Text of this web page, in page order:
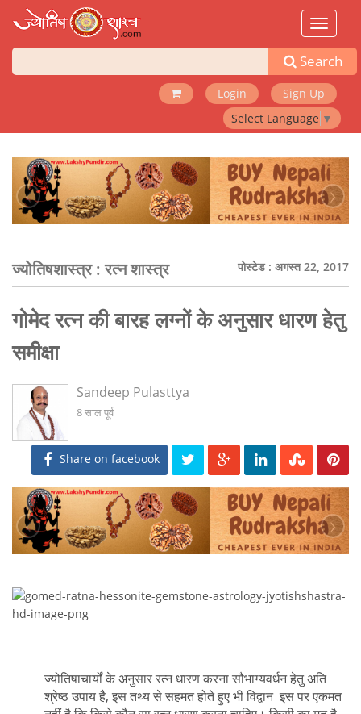
Toggle
Search
Login
Sign Up
Select Language ▼
‹ ›
ज्योतिषशास्त्र :रत्न शास्त्र पोस्टेड : अगस्त 22, 2017
गोमेद रत्न की बारह लग्नों के अनुसार धारण हेतु
समीक्षा
Sandeep Pulasttya
8 साल पूर्व
Share on facebook
‹ ›
ज्योतिषाचार्यों के अनुसार रत्न धारण करना सौभाग्यवर्धन हेतु अति
श्रेष्ठ उपाय है, इस तथ्य से सहमत होते हुए भी विद्वान इस पर एकमत